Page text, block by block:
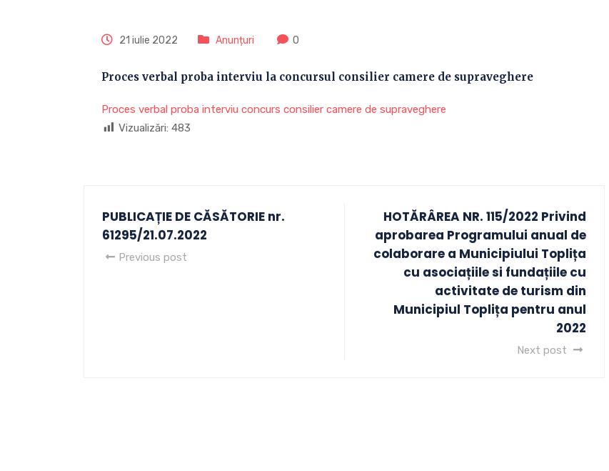
21 iulie 2022 Anunțuri 0
Proces verbal proba interviu la concursul consilier camere de supraveghere
Proces verbal proba interviu concurs consilier camere de supraveghere
Vizualizări: 483
PUBLICAȚIE DE CĂSĂTORIE nr.
61295/21.07.2022
Previous post
HOTĂRÂREA NR. 115/2022 Privind
aprobarea Programului anual de
colaborare a Municipiului Toplița
cu asociațiile si fundațiile cu
activitate de turism din
Municipiul Toplița pentru anul
2022
Next post